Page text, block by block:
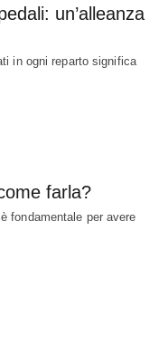
un’alleanza
in ogni reparto significa
farla?
fondamentale per avere